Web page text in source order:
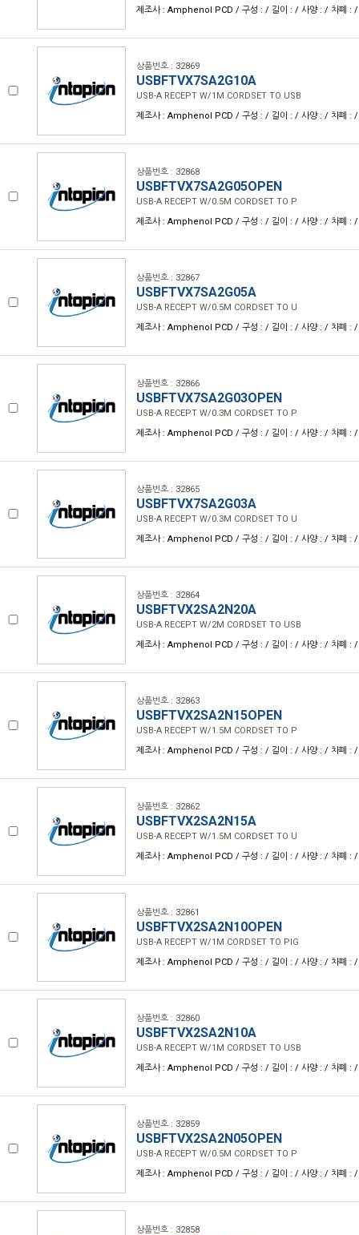
제조사 : Amphenol PCD / 구성 : / 길이 : / 사양 : / 차폐 : /
상품번호 : 32869
USBFTVX7SA2G10A
USB-A RECEPT W/1M CORDSET TO USB
제조사 : Amphenol PCD / 구성 : / 길이 : / 사양 : / 차폐 : /
상품번호 : 32868
USBFTVX7SA2G05OPEN
USB-A RECEPT W/0.5M CORDSET TO P
제조사 : Amphenol PCD / 구성 : / 길이 : / 사양 : / 차폐 : /
상품번호 : 32867
USBFTVX7SA2G05A
USB-A RECEPT W/0.5M CORDSET TO U
제조사 : Amphenol PCD / 구성 : / 길이 : / 사양 : / 차폐 : /
상품번호 : 32866
USBFTVX7SA2G03OPEN
USB-A RECEPT W/0.3M CORDSET TO P
제조사 : Amphenol PCD / 구성 : / 길이 : / 사양 : / 차폐 : /
상품번호 : 32865
USBFTVX7SA2G03A
USB-A RECEPT W/0.3M CORDSET TO U
제조사 : Amphenol PCD / 구성 : / 길이 : / 사양 : / 차폐 : /
상품번호 : 32864
USBFTVX2SA2N20A
USB-A RECEPT W/2M CORDSET TO USB
제조사 : Amphenol PCD / 구성 : / 길이 : / 사양 : / 차폐 : /
상품번호 : 32863
USBFTVX2SA2N15OPEN
USB-A RECEPT W/1.5M CORDSET TO P
제조사 : Amphenol PCD / 구성 : / 길이 : / 사양 : / 차폐 : /
상품번호 : 32862
USBFTVX2SA2N15A
USB-A RECEPT W/1.5M CORDSET TO U
제조사 : Amphenol PCD / 구성 : / 길이 : / 사양 : / 차폐 : /
상품번호 : 32861
USBFTVX2SA2N10OPEN
USB-A RECEPT W/1M CORDSET TO PIG
제조사 : Amphenol PCD / 구성 : / 길이 : / 사양 : / 차폐 : /
상품번호 : 32860
USBFTVX2SA2N10A
USB-A RECEPT W/1M CORDSET TO USB
제조사 : Amphenol PCD / 구성 : / 길이 : / 사양 : / 차폐 : /
상품번호 : 32859
USBFTVX2SA2N05OPEN
USB-A RECEPT W/0.5M CORDSET TO P
제조사 : Amphenol PCD / 구성 : / 길이 : / 사양 : / 차폐 : /
상품번호 : 32858